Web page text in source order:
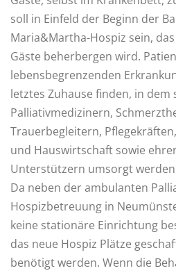
soll in Einfeld der Beginn der
Maria&Martha-Hospiz sein,
Gäste beherbergen wird.
lebensbegrenzenden
letztes Zuhause finden, in dem
Palliativmedizinern,
Trauerbegleitern,
und Hauswirtschaft sowie
Unterstützern umsorgt
Da neben der ambulanten
Hospizbetreuung in
keine stationäre Einrichtung
das neue Hospiz Plätze
benötigt werden. Wenn die